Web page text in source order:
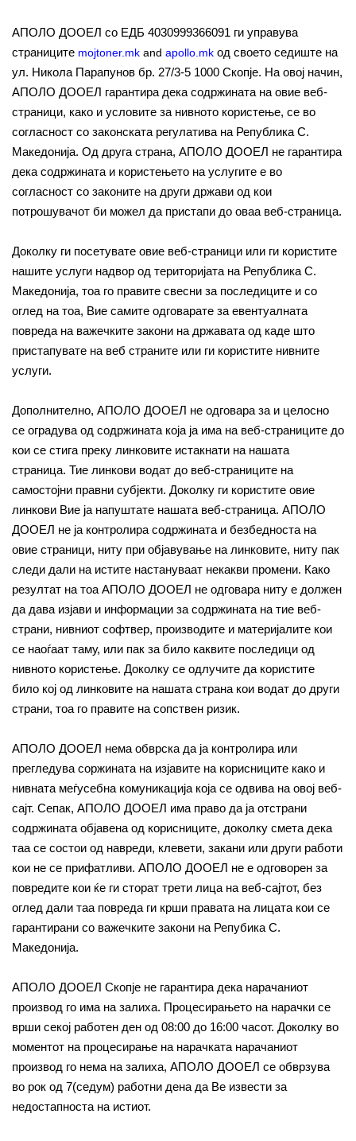
АПОЛО ДООЕЛ со ЕДБ 4030999366091 ги управува
страниците mojtoner.mk and apollo.mk од своето седиште на
ул. Никола Парапунов бр. 27/3-5 1000 Скопје. На овој начин,
АПОЛО ДООЕЛ гарантира дека содржината на овие веб-
страници, како и условите за нивното користење, се во
согласност со законската регулатива на Република С.
Македонија. Од друга страна, АПОЛО ДООЕЛ не гарантира
дека содржината и користењето на услугите е во
согласност со законите на други држави од кои
потрошувачот би можел да пристапи до оваа веб-страница.
Доколку ги посетувате овие веб-страници или ги користите
нашите услуги надвор од територијата на Република С.
Македонија, тоа го правите свесни за последиците и со
оглед на тоа, Вие самите одговарате за евентуалната
повреда на важечките закони на државата од каде што
пристапувате на веб страните или ги користите нивните
услуги.
Дополнително, АПОЛО ДООЕЛ не одговара за и целосно
се оградува од содржината која ја има на веб-страниците до
кои се стига преку линковите истакнати на нашата
страница. Тие линкови водат до веб-страниците на
самостојни правни субјекти. Доколку ги користите овие
линкови Вие ја напуштате нашата веб-страница. АПОЛО
ДООЕЛ не ја контролира содржината и безбедноста на
овие страници, ниту при објавување на линковите, ниту пак
следи дали на истите настануваат некакви промени. Како
резултат на тоа АПОЛО ДООЕЛ не одговара ниту е должен
да дава изјави и информации за содржината на тие веб-
страни, нивниот софтвер, производите и материјалите кои
се наоѓаат таму, или пак за било каквите последици од
нивното користење. Доколку се одлучите да користите
било кој од линковите на нашата страна кои водат до други
страни, тоа го правите на сопствен ризик.
АПОЛО ДООЕЛ нема обврска да ја контролира или
прегледува соржината на изјавите на корисниците како и
нивната меѓусебна комуникација која се одвива на овој веб-
сајт. Сепак, АПОЛО ДООЕЛ има право да ја отстрани
содржината објавена од корисниците, доколку смета дека
таа се состои од навреди, клевети, закани или други работи
кои не се прифатливи. АПОЛО ДООЕЛ не е одговорен за
повредите кои ќе ги сторат трети лица на веб-сајтот, без
оглед дали таа повреда ги крши правата на лицата кои се
гарантирани со важечките закони на Репубика С.
Македонија.
АПОЛО ДООЕЛ Скопје не гарантира дека нарачаниот
производ го има на залиха. Процесирањето на нарачки се
врши секој работен ден од 08:00 до 16:00 часот. Доколку во
моментот на процесирање на нарачката нарачаниот
производ го нема на залиха, АПОЛО ДООЕЛ се обврзува
во рок од 7(седум) работни дена да Ве извести за
недостапноста на истиот.